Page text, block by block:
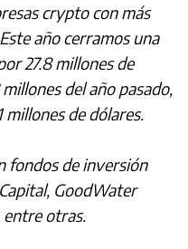
crypto con más
año cerramos una
27.8 millones de
del año pasado,
de dólares.
fondos de inversión
GoodWater
entre otras.